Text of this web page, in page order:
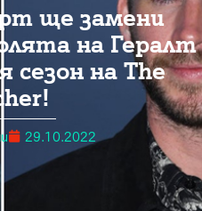
ще замени
на Гералт
сезон на The
29.10.2022